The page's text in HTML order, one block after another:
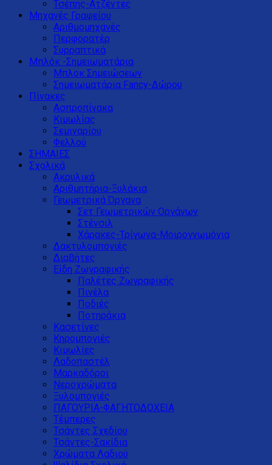
Τσέπης-Ατζέντες
Μηχανές Γραφείου
Αριθμομηχανές
Περφορατέρ
Συρραπτικά
Μπλόκ -Σημειωματάρια
Μπλοκ Σημειώσεων
Σημειωματάρια Fancy-Δώρου
Πίνακες
Ασπροπίνακα
Κιμωλίας
Σεμιναρίου
Φελλού
ΣΗΜΑΙΕΣ
Σχολικά
Ακρυλικά
Αριθμητήρια-Ξυλάκια
Γεωμετρικά Όργανα
Σετ Γεωμετρικών Οργάνων
Στένσιλ
Χάρακες-Τρίγωνα-Μοιρογνωμόνια
Δακτυλομπογιές
Διαβήτες
Είδη Ζωγραφικής
Παλέτες Ζωγραφικής
Πινέλα
Ποδιές
Ποτηράκια
Κασετίνες
Κηρομπογιές
Κιμωλίες
Λαδοπαστέλ
Μαρκαδόροι
Νεροχρώματα
Ξυλομπογιές
ΠΑΓΟΥΡΙΑ-ΦΑΓΗΤΟΔΟΧΕΙΑ
Τέμπερες
Τσάντες Σχεδίου
Τσάντες-Σακίδια
Χρώματα Λαδιού